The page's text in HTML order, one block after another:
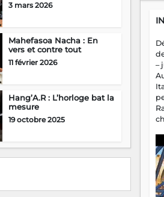
3 mars 2026
Mahefasoa Nacha : En
vers et contre tout
11 février 2026
Hang’A.R : L’horloge bat la
mesure
19 octobre 2025
–